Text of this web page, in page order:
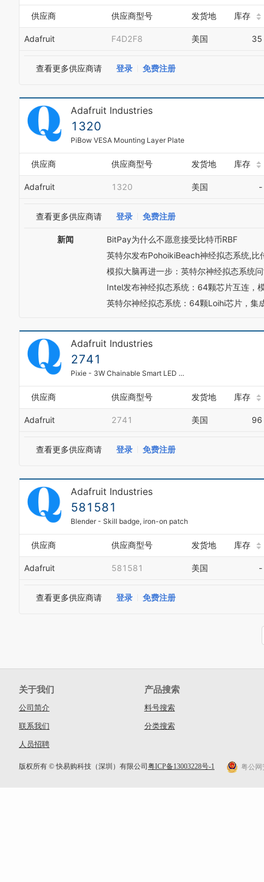
供应商 供应商型号 发货地 库存
Adafruit F4D2F8 美国 35
查看更多供应商请 登录 免费注册
Adafruit Industries
1320
PiBow VESA Mounting Layer Plate
供应商 供应商型号 发货地 库存
Adafruit 1320 美国 -
查看更多供应商请 登录 免费注册
新闻
BitPay为什么不愿意接受比特币RBF
英特尔发布PohoikiBeach神经拟态系统,
模拟大脑再进一步：英特尔神经拟态系统
Intel发布神经拟态系统：64颗芯片互连，
英特尔神经拟态系统：64颗Loihi芯片，集
Adafruit Industries
2741
Pixie - 3W Chainable Smart LED Pixel;PIC12(L)F157X Datasheet - 8-bit PIC microcontrller processor used;IRLML2060 Datasheet - Power transistor for each RGB channel;3W RGB LED Datasheet
供应商 供应商型号 发货地 库存
Adafruit 2741 美国 96
查看更多供应商请 登录 免费注册
Adafruit Industries
581581
Blender - Skill badge, iron-on patch
供应商 供应商型号 发货地 库存
Adafruit 581581 美国 -
查看更多供应商请 登录 免费注册
关于我们
公司简介
联系我们
人员招聘
产品搜索
料号搜索
分类搜索
版权所有 © 快易购科技（深圳）有限公司 粤ICP备13003228号-1 粤公网